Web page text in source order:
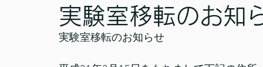
実験室移転のお知
実験室移転のお知らせ